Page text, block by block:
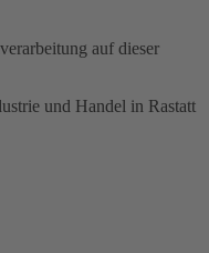
auf dieser
und Handel in Rastatt